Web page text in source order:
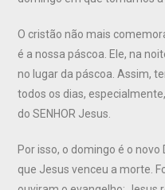
O cristão não mais
é a nossa páscoa. Ele, na
no lugar da páscoa. Assim,
todos os dias,
do SENHOR Jesus.
Por isso, o domingo é o novo
que Jesus venceu a morte.